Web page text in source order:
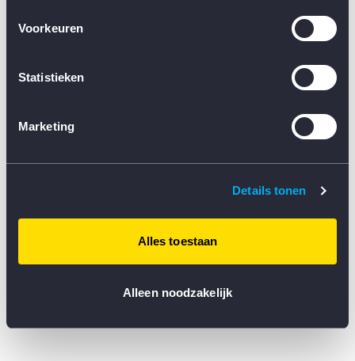
Voorkeuren
Statistieken
Marketing
Details tonen
Alles toestaan
Alleen noodzakelijk